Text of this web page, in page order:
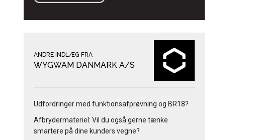
ANDRE INDLÆG FRA
WYGWAM DANMARK A/S
Udfordringer med funktionsafprøvning og BR18?
Afbrydermateriel: Vil du også gerne tænke
smartere på dine kunders vegne?